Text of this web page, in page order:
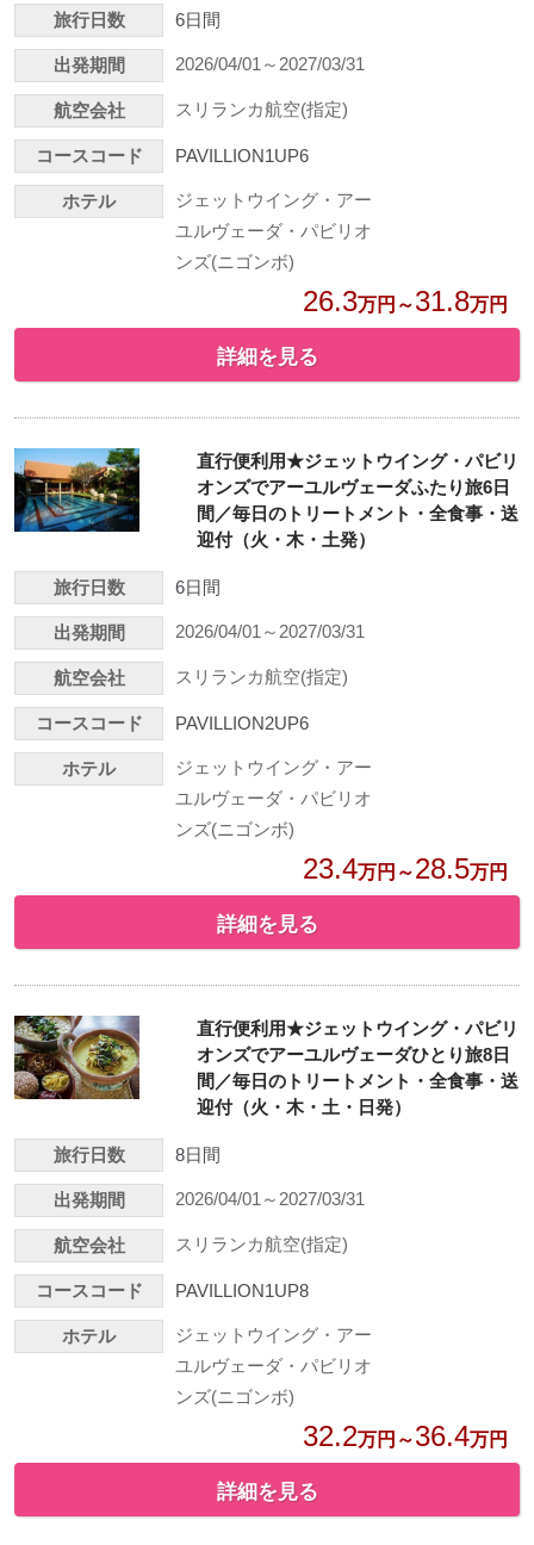
旅行日数 6日間
出発期間 2026/04/01～2027/03/31
航空会社 スリランカ航空(指定)
コースコード PAVILLION1UP6
ホテル
ジェットウイング・アー
ユルヴェーダ・パビリオ
ンズ(ニゴンボ)
26.3万円～31.8万円
詳細を見る
直行便利用★ジェットウイング・パビリ
オンズでアーユルヴェーダふたり旅6日
間／毎日のトリートメント・全食事・送
迎付（火・木・土発）
旅行日数 6日間
出発期間 2026/04/01～2027/03/31
航空会社 スリランカ航空(指定)
コースコード PAVILLION2UP6
ホテル
ジェットウイング・アー
ユルヴェーダ・パビリオ
ンズ(ニゴンボ)
23.4万円～28.5万円
詳細を見る
直行便利用★ジェットウイング・パビリ
オンズでアーユルヴェーダひとり旅8日
間／毎日のトリートメント・全食事・送
迎付（火・木・土・日発）
旅行日数 8日間
出発期間 2026/04/01～2027/03/31
航空会社 スリランカ航空(指定)
コースコード PAVILLION1UP8
ホテル
ジェットウイング・アー
ユルヴェーダ・パビリオ
ンズ(ニゴンボ)
32.2万円～36.4万円
詳細を見る